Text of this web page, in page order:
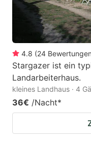
4.8 (24 Bewertungen
Stargazer ist ein
Landarbeiterhaus.
kleines Landhaus · 4
36€ /Nacht*